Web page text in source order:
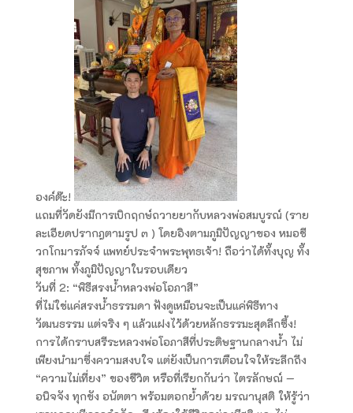
องค์ต๊ะ!
แถมที่วัดยังมีการเบิกฤกษ์ถวายยากับหลวงพ่อสมบูรณ์ (ราย
ละเอียดปรากฎตามรูป ๓ ) โดยอิงตามภูมิปัญญาของ หมอชี
วกโกมารภัจจ์ แพทย์ประจำพระพุทธเจ้า! ถือว่าได้ทั้งบุญ ทั้ง
สุขภาพ ทั้งภูมิปัญญาในรอบเดียว
วันที่ 2: “พิธีสรงน้ำหลวงพ่อโอภาสี”
ที่ไม่ใช่แค่สรงน้ำธรรมดา ฟังดูเหมือนจะเป็นแค่พิธีทาง
วัฒนธรรม แต่จริง ๆ แล้วแฝงไว้ด้วยหลักธรรมะสุดลึกซึ้ง!
การได้กราบสรีระหลวงพ่อโอภาสีที่ประดิษฐานกลางน้ำ ไม่
เพียงนำมาซึ่งความสงบใจ แต่ยังเป็นการเตือนใจให้ระลึกถึง
“ความไม่เที่ยง” ของชีวิต หรือที่เรียกกันว่า ไตรลักษณ์ —
อนิจจัง ทุกขัง อนัตตา พร้อมตอกย้ำด้วย มรณานุสติ ให้รู้ว่า